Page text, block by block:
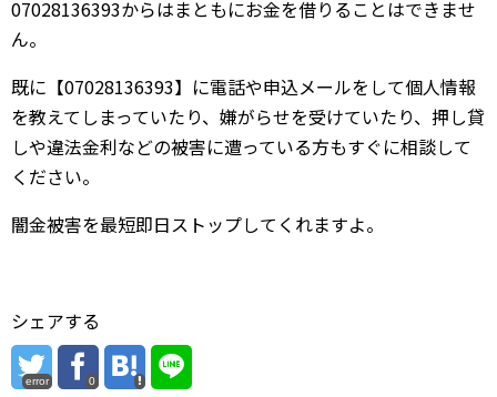
07028136393からはまともにお金を借りることはできませ
ん。
既に【07028136393】に電話や申込メールをして個人情報
を教えてしまっていたり、嫌がらせを受けていたり、押し貸
しや違法金利などの被害に遭っている方もすぐに相談して
ください。
闇金被害を最短即日ストップしてくれますよ。
シェアする
error 0